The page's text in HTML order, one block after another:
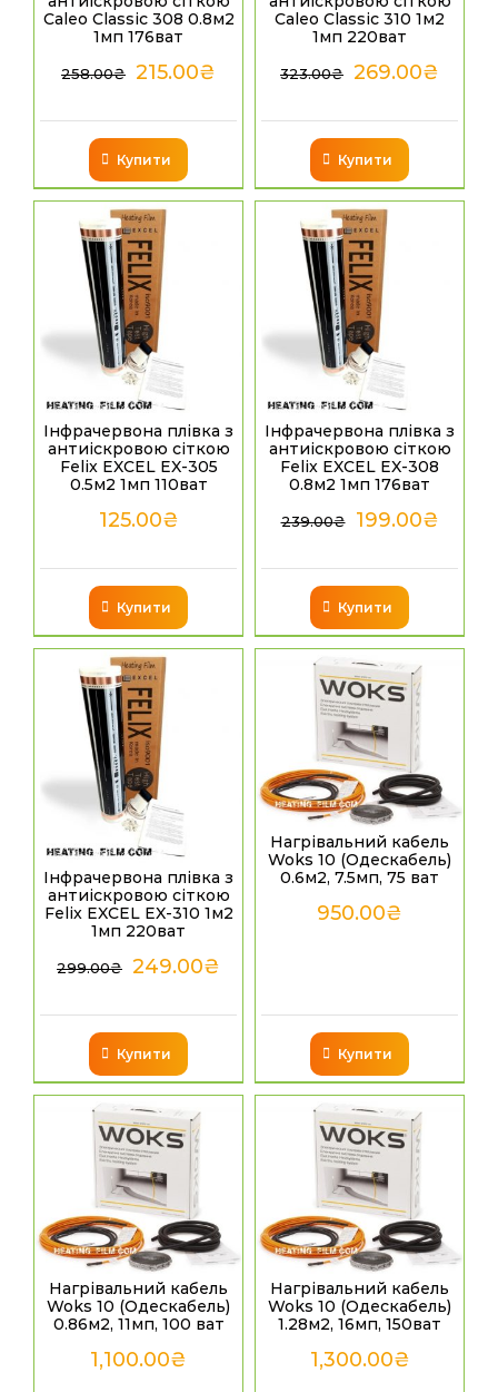
Caleo Classic 308 0.8м2
1мп 176ват
258.00₴ 215.00₴
Купити
Caleo Classic 310 1м2
1мп 220ват
323.00₴ 269.00₴
Купити
Інфрачервона плівка з
антиіскровою сіткою
Felix EXCEL EX-305
0.5м2 1мп 110ват
125.00₴
Купити
Інфрачервона плівка з
антиіскровою сіткою
Felix EXCEL EX-308
0.8м2 1мп 176ват
239.00₴ 199.00₴
Купити
Інфрачервона плівка з
антиіскровою сіткою
Felix EXCEL EX-310 1м2
1мп 220ват
299.00₴ 249.00₴
Купити
Нагрівальний кабель
Woks 10 (Одескабель)
0.6м2, 7.5мп, 75 ват
950.00₴
Купити
Нагрівальний кабель
Woks 10 (Одескабель)
0.86м2, 11мп, 100 ват
1,100.00₴
Нагрівальний кабель
Woks 10 (Одескабель)
1.28м2, 16мп, 150ват
1,300.00₴